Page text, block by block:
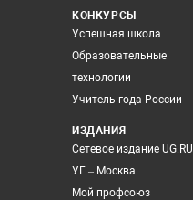
КОНКУРСЫ
Успешная школа
Образовательные
технологии
Учитель года России
ИЗДАНИЯ
Сетевое издание UG.RU
УГ – Москва
Мой профсоюз